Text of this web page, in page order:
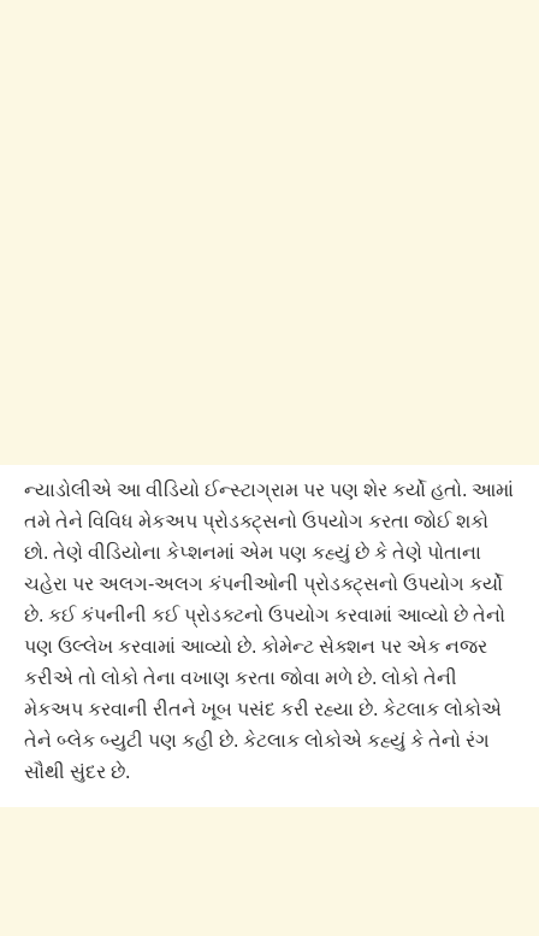
ન્યાડોલીએ આ વીડિયો ઈન્સ્ટાગ્રામ પર પણ શેર કર્યો હતો. આમાં
તમે તેને વિવિધ મેકઅપ પ્રોડક્ટ્સનો ઉપયોગ કરતા જોઈ શકો
છો. તેણે વીડિયોના કેપ્શનમાં એમ પણ કહ્યું છે કે તેણે પોતાના
ચહેરા પર અલગ-અલગ કંપનીઓની પ્રોડક્ટ્સનો ઉપયોગ કર્યો
છે. કઈ કંપનીની કઈ પ્રોડક્ટનો ઉપયોગ કરવામાં આવ્યો છે તેનો
પણ ઉલ્લેખ કરવામાં આવ્યો છે. કોમેન્ટ સેક્શન પર એક નજર
કરીએ તો લોકો તેના વખાણ કરતા જોવા મળે છે. લોકો તેની
મેકઅપ કરવાની રીતને ખૂબ પસંદ કરી રહ્યા છે. કેટલાક લોકોએ
તેને બ્લેક બ્યુટી પણ કહી છે. કેટલાક લોકોએ કહ્યું કે તેનો રંગ
સૌથી સુંદર છે.